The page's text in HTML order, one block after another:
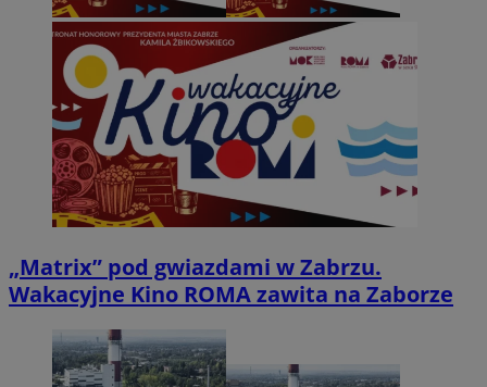
„Matrix” pod gwiazdami w Zabrzu.
Wakacyjne Kino ROMA zawita na Zaborze